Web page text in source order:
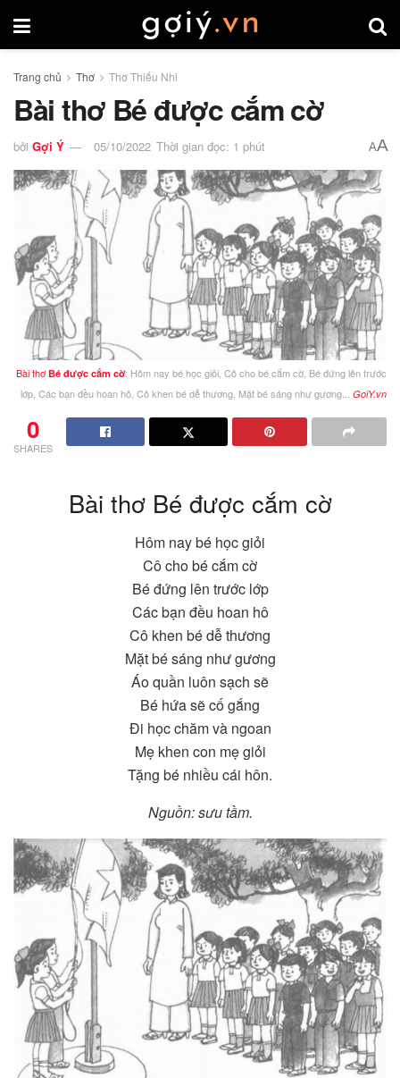
Trang chủ Thơ Thơ Thiếu Nhi
Bài thơ Bé được cắm cờ
bởi Gợi Ý 05/10/2022 Thời gian đọc: 1 phút AA
Bài thơBé được cắm cờ: Hôm nay bé học giỏi, Cô cho bé cắm cờ, Bé đứng lên trước
lớp, Các bạn đều hoan hô, Cô khen bé dễ thương, Mặt bé sáng như gương... GoiY.vn
0
SHARES
Bài thơ Bé được cắm cờ
Hôm nay bé học giỏi
Cô cho bé cắm cờ
Bé đứng lên trước lớp
Các bạn đều hoan hô
Cô khen bé dễ thương
Mặt bé sáng như gương
Áo quần luôn sạch sẽ
Bé hứa sẽ cố gắng
Đi học chăm và ngoan
Mẹ khen con mẹ giỏi
Tặng bé nhiều cái hôn.
Nguồn: sưu tầm.